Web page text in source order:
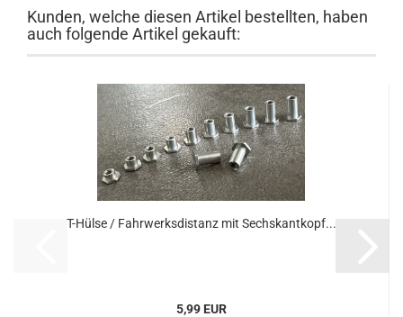
Kunden, welche diesen Artikel bestellten, haben
auch folgende Artikel gekauft:
T-Hülse / Fahrwerksdistanz mit Sechskantkopf...
5,99 EUR